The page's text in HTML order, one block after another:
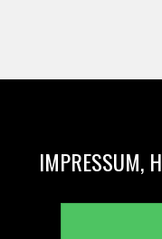
IMPRESSUM,